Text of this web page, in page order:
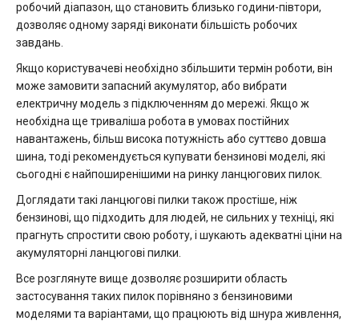
робочий діапазон, що становить близько години-півтори,
дозволяє одному заряді виконати більшість робочих
завдань.
Якщо користувачеві необхідно збільшити термін роботи, він
може замовити запасний акумулятор, або вибрати
електричну модель з підключенням до мережі. Якщо ж
необхідна ще триваліша робота в умовах постійних
навантажень, більш висока потужність або суттєво довша
шина, тоді рекомендується купувати бензинові моделі, які
сьогодні є найпоширенішими на ринку ланцюгових пилок.
Доглядати такі ланцюгові пилки також простіше, ніж
бензинові, що підходить для людей, не сильних у техніці, які
прагнуть спростити свою роботу, і шукають адекватні ціни на
акумуляторні ланцюгові пилки.
Все розглянуте вище дозволяє розширити область
застосування таких пилок порівняно з бензиновими
моделями та варіантами, що працюють від шнура живлення,